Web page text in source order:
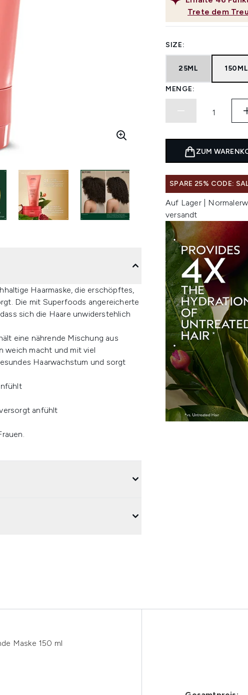
Trete dem
SIZE:
25ML 150ML
MENGE:
ZUM
SPARE 25% CODE:
Auf Lager |
versandt
Haarmaske, die erschöpftes,
Die mit Superfoods angereicherte
sich die Haare unwiderstehlich
eine nährende Mischung aus
weich macht und mit viel
Haarwachstum und sorgt
anfühlt
Maske 150 ml